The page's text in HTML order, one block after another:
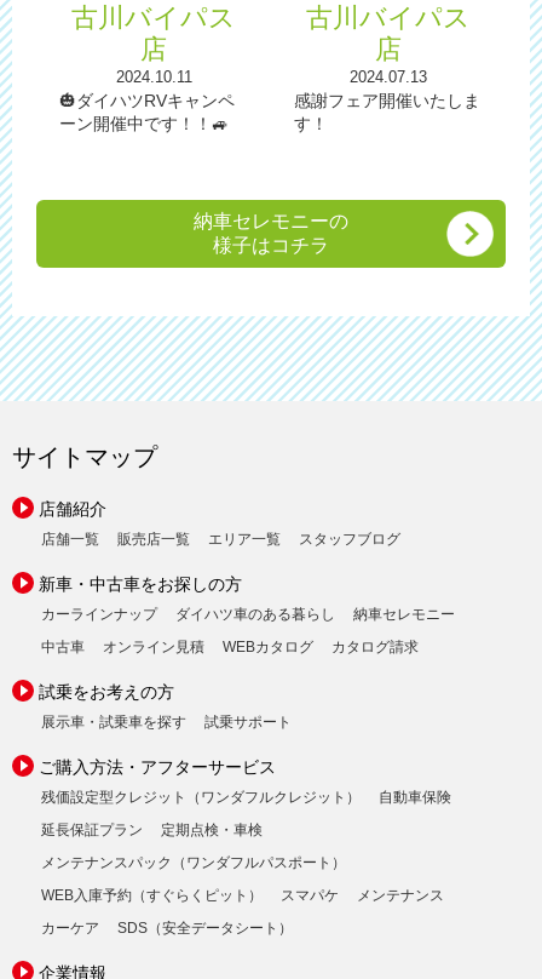
古川バイパス
店
2024.10.11
🎃ダイハツRVキャンペ
ーン開催中です！！🚙
古川バイパス
店
2024.07.13
感謝フェア開催いたしま
す！
納車セレモニーの
様子はコチラ
サイトマップ
店舗紹介
店舗一覧 販売店一覧 エリア一覧 スタッフブログ
新車・中古車をお探しの方
カーラインナップ ダイハツ車のある暮らし
納車セレモニー
中古車
オンライン見積 WEBカタログ カタログ請求
試乗をお考えの方
展示車・試乗車を探す 試乗サポート
ご購入方法・アフターサービス
残価設定型クレジット（ワンダフルクレジット）
自動車保険
延長保証プラン
定期点検・車検
メンテナンスパック（ワンダフルパスポート）
WEB入庫予約（すぐらくピット）
スマパケ
メンテナンス
カーケア
SDS（安全データシート）
企業情報